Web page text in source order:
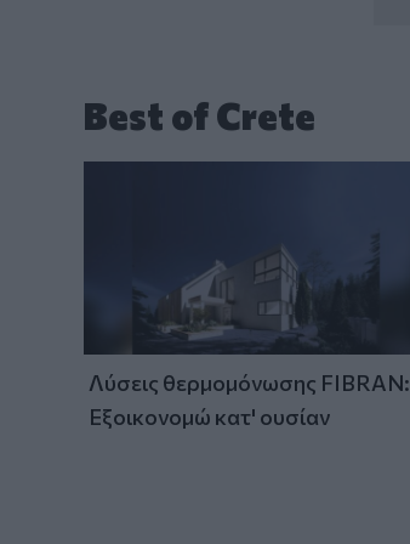
Best of Crete
Λύσεις θερμομόνωσης FIBRAN:
Εξοικονομώ κατ' ουσίαν